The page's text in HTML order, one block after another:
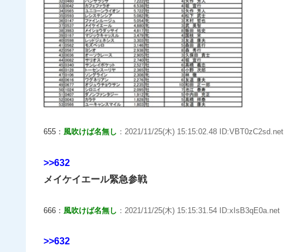
655： 風吹けば名無し ：2021/11/25(木) 15:15:02.48 ID:VBT0zC2sd.net
>>632
メイケイエール緊急参戦
666： 風吹けば名無し ：2021/11/25(木) 15:15:31.54 ID:xIsB3qE0a.net
>>632